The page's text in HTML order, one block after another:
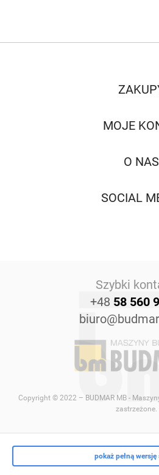
MOJE
O NAS
SOCIAL
Szybki
+48 58 560
Copyright © 2022 – BUDMAR MB -
zastrzeżone.
pokaż pełną